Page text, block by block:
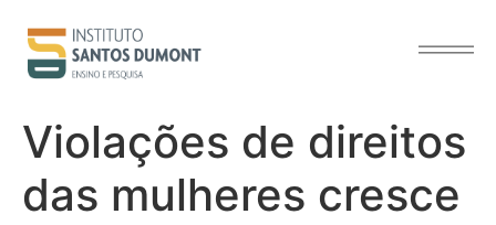
conteúdo
Violações de direitos
das mulheres cresce